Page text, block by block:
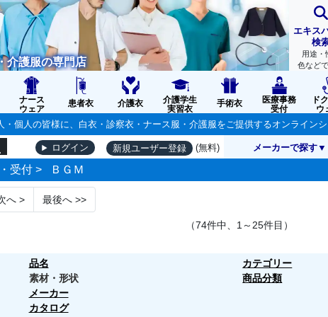
介護服の専門店
エキス
検
用途・
色など
ナース
ウェア
患者衣 介護衣
介護学生
実習衣
手術衣
医療事務
受付
ド
ウ
個人の皆様に、白衣・診察衣・ナース服・介護服をご提供するオンラインシ
ログイン 新規ユーザー登録 (無料) メーカーで探す
受付 > ＢＧＭ
へ> 最後へ>>
（74件中、1～25件目）
品名
素材・形状
メーカー
カタログ
カテゴリー
商品分類